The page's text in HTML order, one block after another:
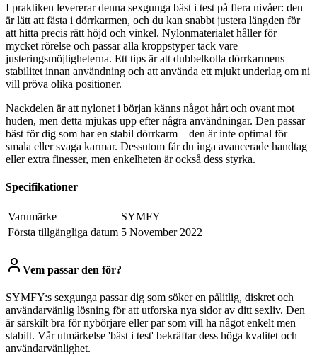
I praktiken levererar denna sexgunga bäst i test på flera nivåer: den
är lätt att fästa i dörrkarmen, och du kan snabbt justera längden för
att hitta precis rätt höjd och vinkel. Nylonmaterialet håller för
mycket rörelse och passar alla kroppstyper tack vare
justeringsmöjligheterna. Ett tips är att dubbelkolla dörrkarmens
stabilitet innan användning och att använda ett mjukt underlag om ni
vill pröva olika positioner.
Nackdelen är att nylonet i början känns något hårt och ovant mot
huden, men detta mjukas upp efter några användningar. Den passar
bäst för dig som har en stabil dörrkarm – den är inte optimal för
smala eller svaga karmar. Dessutom får du inga avancerade handtag
eller extra finesser, men enkelheten är också dess styrka.
Specifikationer
Varumärke
‎SYMFY
Första tillgängliga datum 5 November 2022
Vem passar den för?
SYMFY:s sexgunga passar dig som söker en pålitlig, diskret och
användarvänlig lösning för att utforska nya sidor av ditt sexliv. Den
är särskilt bra för nybörjare eller par som vill ha något enkelt men
stabilt. Vår utmärkelse 'bäst i test' bekräftar dess höga kvalitet och
användarvänlighet.